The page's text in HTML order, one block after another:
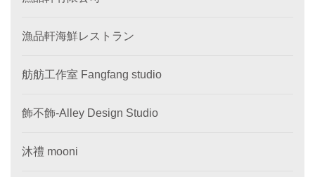
漁品軒海鮮レストラン
舫舫工作室 Fangfang studio
飾不飾-Alley Design Studio
沐禮 mooni